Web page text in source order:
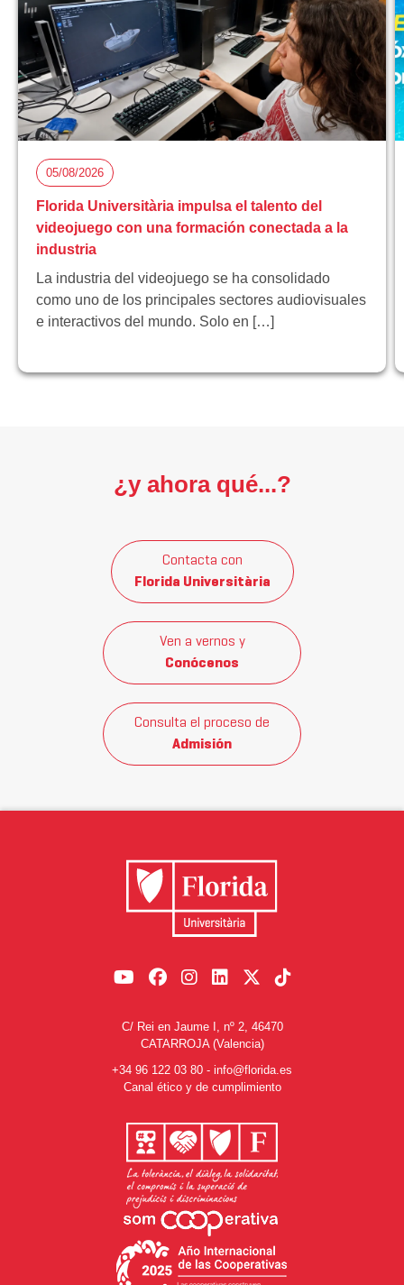
05/08/2026
Florida Universitària impulsa el talento del
videojuego con una formación conectada a la
industria
La industria del videojuego se ha consolidado
como uno de los principales sectores audiovisuales
e interactivos del mundo. Solo en […]
¿y ahora qué...?
Contacta con
Florida Universitària
Ven a vernos y
Conócenos
Consulta el proceso de
Admisión
C/ Rei en Jaume I, nº 2, 46470
CATARROJA (Valencia)
+34 96 122 03 80 - info@florida.es
Canal ético y de cumplimiento